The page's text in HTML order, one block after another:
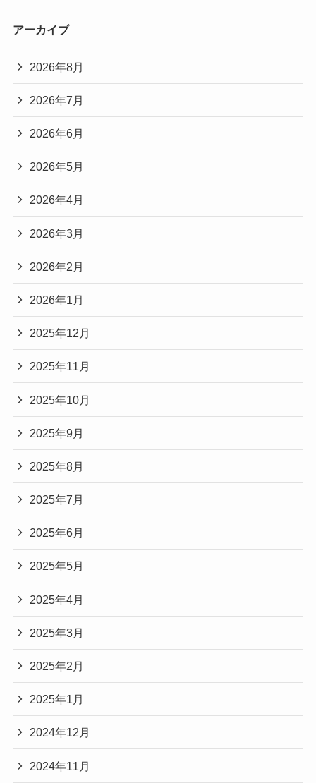
アーカイブ
2026年8月
2026年7月
2026年6月
2026年5月
2026年4月
2026年3月
2026年2月
2026年1月
2025年12月
2025年11月
2025年10月
2025年9月
2025年8月
2025年7月
2025年6月
2025年5月
2025年4月
2025年3月
2025年2月
2025年1月
2024年12月
2024年11月